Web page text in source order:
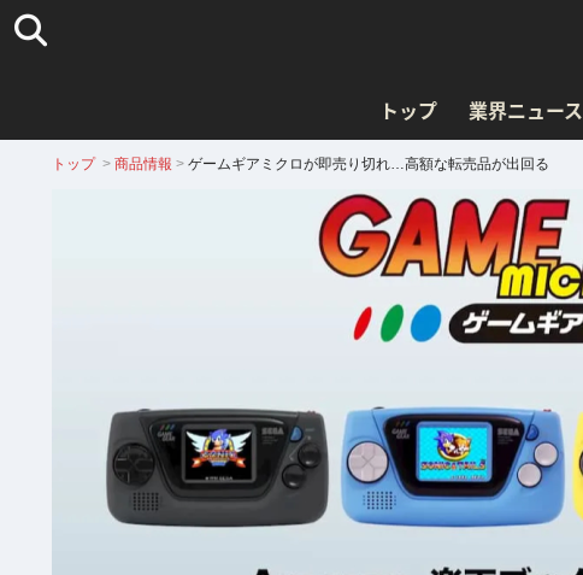
トップ 業界ニュース
トップ > 商品情報 > ゲームギアミクロが即売り切れ…高額な転売品が出回る